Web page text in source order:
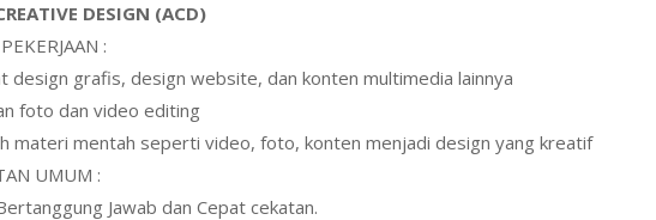
DESIGN (ACD)
:
design grafis, design website, dan konten multimedia lainnya
foto dan video editing
materi mentah seperti video, foto, konten menjadi design yang kreatif
UMUM :
Jawab dan Cepat cekatan.